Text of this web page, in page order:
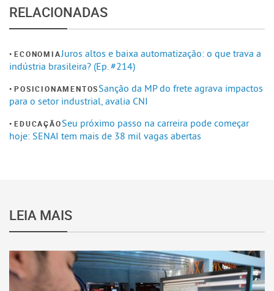
RELACIONADAS
ECONOMIAJuros altos e baixa automatização: o que trava a
indústria brasileira? (Ep. #214)
POSICIONAMENTOSSanção da MP do frete agrava impactos
para o setor industrial, avalia CNI
EDUCAÇÃOSeu próximo passo na carreira pode começar
hoje: SENAI tem mais de 38 mil vagas abertas
LEIA MAIS